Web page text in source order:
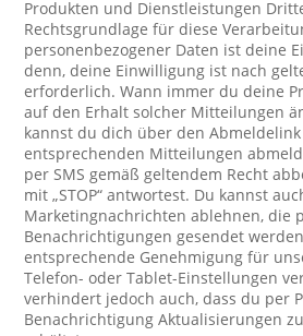
Produkten und Dienstleistungen
Rechtsgrundlage für diese
personenbezogener Daten ist deine
denn, deine Einwilligung ist nach
erforderlich. Wann immer du deine
auf den Erhalt solcher Mitteilungen
kannst du dich über den
entsprechenden Mitteilungen
per SMS gemäß geltendem Recht
mit „STOP“ antwortest. Du kannst
Marketingnachrichten ablehnen, die
Benachrichtigungen gesendet
entsprechende Genehmigung für
Telefon- oder Tablet-Einstellungen
verhindert jedoch auch, dass du per
Benachrichtigung Aktualisierungen